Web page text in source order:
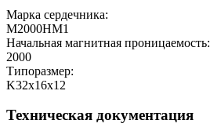
Марка сердечника:
М2000НМ1
Начальная магнитная проницаемость:
2000
Типоразмер:
K32x16x12
Техническая документация